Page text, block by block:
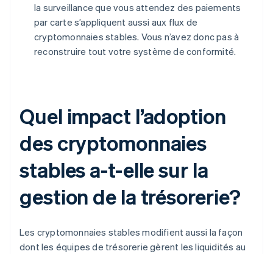
la surveillance que vous attendez des paiements
par carte s’appliquent aussi aux flux de
cryptomonnaies stables. Vous n’avez donc pas à
reconstruire tout votre système de conformité.
Quel impact l’adoption
des cryptomonnaies
stables a-t-elle sur la
gestion de la trésorerie?
Les cryptomonnaies stables modifient aussi la façon
dont les équipes de trésorerie gèrent les liquidités au